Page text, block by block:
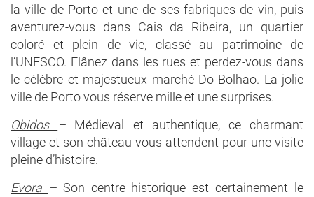
la ville de Porto et une de ses fabriques de vin, puis
aventurez-vous dans Cais da Ribeira, un quartier
coloré et plein de vie, classé au patrimoine de
l’UNESCO. Flânez dans les rues et perdez-vous dans
le célèbre et majestueux marché Do Bolhao. La jolie
ville de Porto vous réserve mille et une surprises.
Obidos
– Médieval et authentique, ce charmant
village et son château vous attendent pour une visite
pleine d’histoire.
Evora – Son centre historique est certainement le